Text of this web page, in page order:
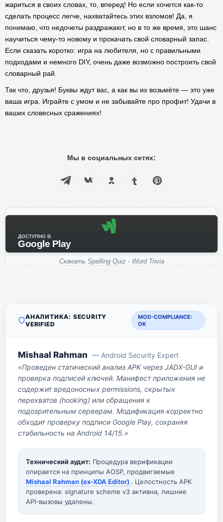
жариться в своих словах, то, вперед! Но если хочется как-то
сделать процесс легче, нахватайтесь этих взломов! Да, я
понимаю, что недочеты раздражают, но в то же время, это шанс
научиться чему-то новому и прокачать свой словарный запас.
Если сказать коротко: игра на любителя, но с правильными
подходами и немного DIY, очень даже возможно построить свой
словарный рай.
Так что, друзья! Буквы ждут вас, а как вы их возьмёте — это уже
ваша игра. Играйте с умом и не забывайте про профит! Удачи в
ваших словесных сражениях!
Мы в социальных сетях:
ДОСТУПНО В
Google Play
Скачать Spelling Quiz - Word Trivia
АНАЛИТИКА: SECURITY
VERIFIED
MOD-COMPLIANCE:
OK
Mishaal Rahman — Android Security Expert
«Проведен статический анализ APK через JADX-GUI и
проверка подписей ключей. Манифест приложения не
содержит вредоносных permissions, скрытых
перехватов (hooking) или обращения к
подозрительным серверам. Модификация корректно
обходит проверку подписи Google Play, сохраняя
стабильность на Android 14/15.»
Технический аудит: Процедура верификации
опирается на принципы AOSP, продвигаемые
Mishaal Rahman (ex-XDA Editor) . Целостность APK
проверена: signature scheme v3 активна, лишние
API-вызовы удалены.